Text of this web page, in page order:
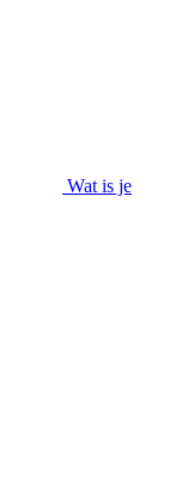
Wat is je